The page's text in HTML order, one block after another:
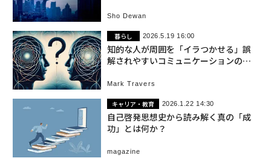
Sho Dewan
暮らし 2026.5.19 16:00
知的な人が周囲を「イラつかせる」誤
解されやすいコミュニケーションの正
Mark Travers
キャリア・教育 2026.1.22 14:30
自己啓発思想史から読み解く真の「成
功」とは何か？
magazine